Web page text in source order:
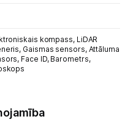
kompass, LiDAR
Gaismas sensors, Attāluma
Face ID, Barometrs,